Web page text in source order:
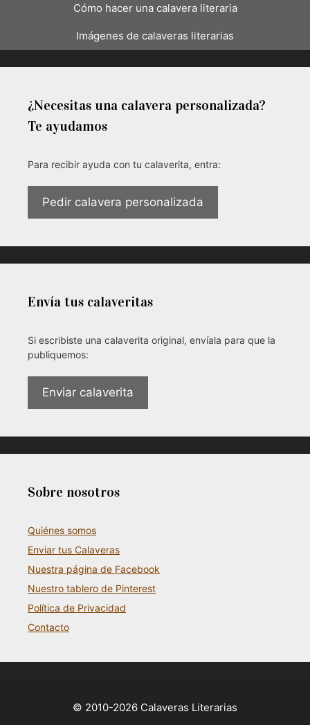
Cómo hacer una calavera literaria
Imágenes de calaveras literarias
¿Necesitas una calavera personalizada?
Te ayudamos
Para recibir ayuda con tu calaverita, entra:
Pedir calavera personalizada
Envía tus calaveritas
Si escribiste una calaverita original, envíala para que la
publiquemos:
Enviar calaverita
Sobre nosotros
Quiénes somos
Enviar tus Calaveras
Nuestra página de Facebook
Nuestro tablero de Pinterest
Política de Privacidad
Contacto
© 2010-2026 Calaveras Literarias